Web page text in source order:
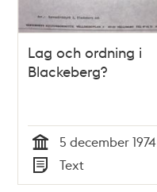
Lag och ordning i
Blackeberg?
Tid
5 december 1974
Typ
Text